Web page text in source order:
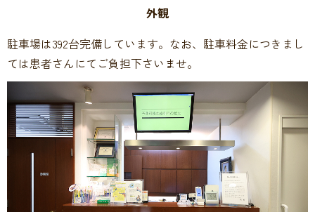
外観
駐車場は392台完備しています。なお、駐車料金につきまし
ては患者さんにてご負担下さいませ。